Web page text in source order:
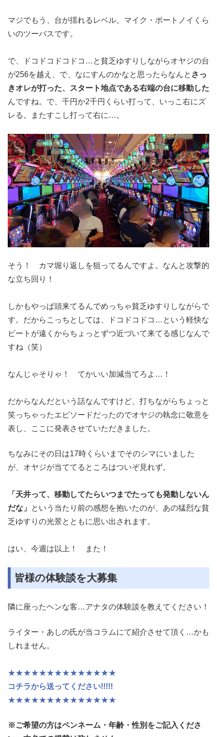
マジでもう、台が揺れるレベル。マイク・ポートノイくら
いのツーバスです。
で、ドコドコドコドコ…と貧乏ゆすりしながらオヤジの台
が256を越え、で、なにすんのかなと思ったらなんと さっ
きオレが打った、スタート地点である右端の台に移動した
んですね。で、千円か2千円くらい打って、いっこ右にズ
レる。またすこし打って右に…。
そう！ カマ堀り返しを狙ってるんですよ。なんと攻撃的
な立ち回り！
しかもやっぱ頭来てるんでめっちゃ貧乏ゆすりしながらで
す。だからこっちとしては、ドコドコドコ…という軽快な
ビートが遠くからちょっとずつ近づいて来てる感じなんで
すね（笑）
なんじゃそりゃ！ てかいい加減当てろよ…！
だからなんだという話なんですけど、打ちながらちょっと
笑っちゃ ったエピソードだったのでオヤジの執念に敬意を
表し、
ここに発表させていただきました。
ちなみにその日は17時くらい までそのシマにいました
が、オヤジが当ててるところはついぞ見れず。
「天井って、移動してたらいつまでたっても発動しないん
だな」
と いう当たり前の感想を抱いたのが、あの猛烈な貧
乏ゆすりの光景と ともに思い出されます。
はい、今週は以上！ また！
皆様の体験談を大募集
隣に座ったヘンな客…アナタの体験談を教えてください！
ライター・あしの氏が当コラムにて紹介させて頂く…かも
しれません。
★★★★★★★★★★★★★★
コチラから送ってください!!!!!
★★★★★★★★★★★★★★
※ご希望の方はペンネーム・年齢・性別 をご記入くださ